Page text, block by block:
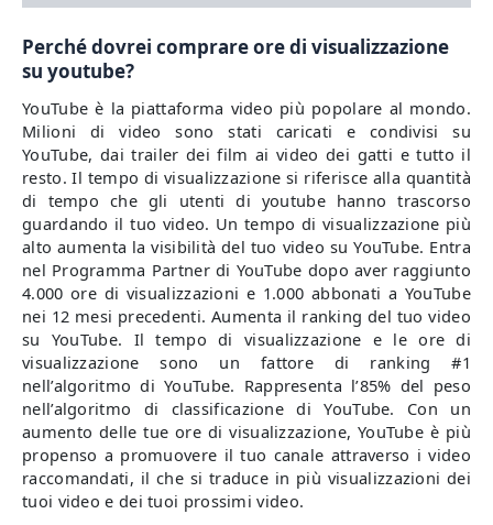
Perché dovrei comprare ore di visualizzazione
su youtube?
YouTube è la piattaforma video più popolare al mondo.
Milioni di video sono stati caricati e condivisi su
YouTube, dai trailer dei film ai video dei gatti e tutto il
resto. Il tempo di visualizzazione si riferisce alla quantità
di tempo che gli utenti di youtube hanno trascorso
guardando il tuo video. Un tempo di visualizzazione più
alto aumenta la visibilità del tuo video su YouTube. Entra
nel Programma Partner di YouTube dopo aver raggiunto
4.000 ore di visualizzazioni e 1.000 abbonati a YouTube
nei 12 mesi precedenti. Aumenta il ranking del tuo video
su YouTube. Il tempo di visualizzazione e le ore di
visualizzazione sono un fattore di ranking #1
nell’algoritmo di YouTube. Rappresenta l’85% del peso
nell’algoritmo di classificazione di YouTube. Con un
aumento delle tue ore di visualizzazione, YouTube è più
propenso a promuovere il tuo canale attraverso i video
raccomandati, il che si traduce in più visualizzazioni dei
tuoi video e dei tuoi prossimi video.